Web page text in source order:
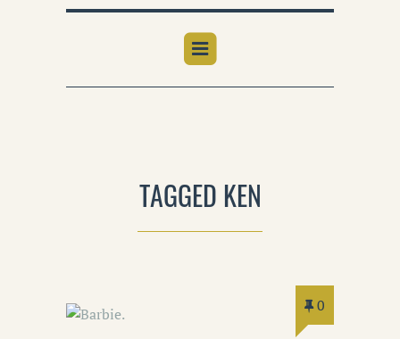
TAGGED KEN
0